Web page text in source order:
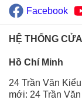
Facebook
HỆ THỐNG
Hồ Chí Minh
24 Trần Văn
mới: 24 Trần